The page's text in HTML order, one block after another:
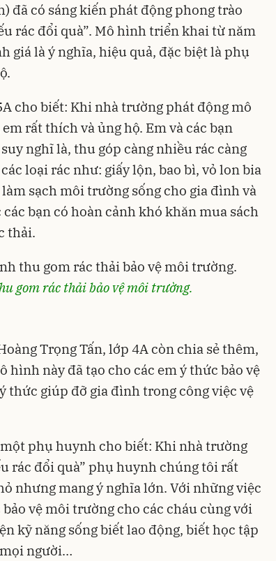
đã có sáng kiến phát động phong trào
rác đổi quà”. Mô hình triển khai từ năm
giá là ý nghĩa, hiệu quả, đặc biệt là phụ
cho biết: Khi nhà trường phát động mô
rất thích và ủng hộ. Em và các bạn
nghĩ là, thu góp càng nhiều rác càng
loại rác như: giấy lộn, bao bì, vỏ lon bia
sạch môi trường sống cho gia đình và
bạn có hoàn cảnh khó khăn mua sách
thải.
gom rác thải bảo vệ môi trường.
Trọng Tấn, lớp 4A còn chia sẻ thêm,
này đã tạo cho các em ý thức bảo vệ
thức giúp đỡ gia đình trong công việc vệ
phụ huynh cho biết: Khi nhà trường
rác đổi quà” phụ huynh chúng tôi rất
nhưng mang ý nghĩa lớn. Với những việc
vệ môi trường cho các cháu cùng với
kỹ năng sống biết lao động, biết học tập
người…